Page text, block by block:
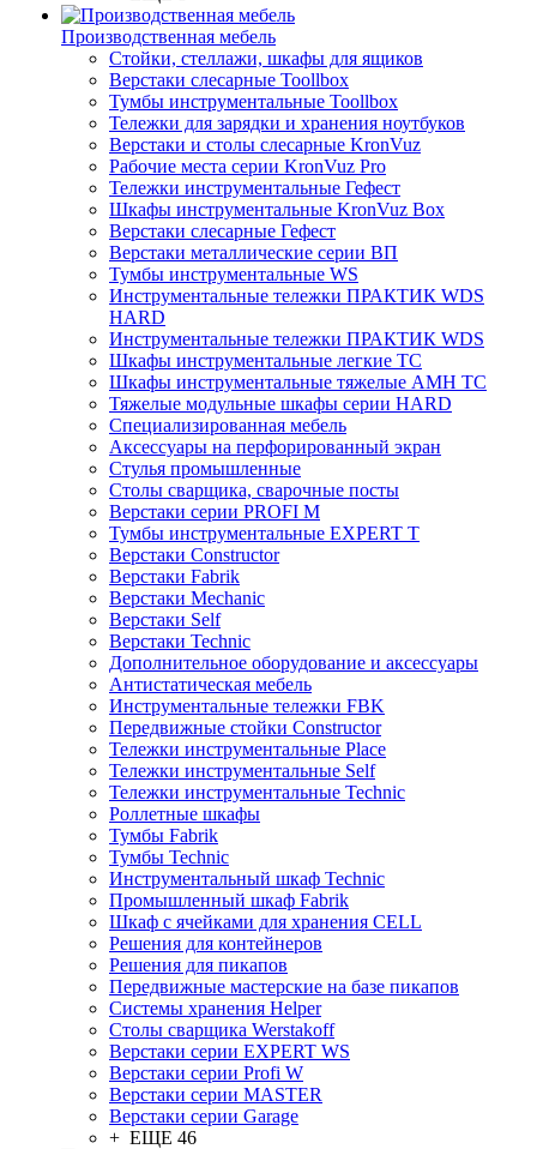
Производственная мебель
Стойки, стеллажи, шкафы для ящиков
Верстаки слесарные Toollbox
Тумбы инструментальные Toollbox
Тележки для зарядки и хранения ноутбуков
Верстаки и столы слесарные KronVuz
Рабочие места серии KronVuz Pro
Тележки инструментальные Гефест
Шкафы инструментальные KronVuz Box
Верстаки слесарные Гефест
Верстаки металлические серии ВП
Тумбы инструментальные WS
Инструментальные тележки ПРАКТИК WDS
HARD
Инструментальные тележки ПРАКТИК WDS
Шкафы инструментальные легкие ТС
Шкафы инструментальные тяжелые AMH TC
Тяжелые модульные шкафы серии HARD
Cпециализированная мебель
Аксессуары на перфорированный экран
Стулья промышленные
Столы сварщика, сварочные посты
Верстаки серии PROFI M
Тумбы инструментальные EXPERT T
Верстаки Constructor
Верстаки Fabrik
Верстаки Mechanic
Верстаки Self
Верстаки Technic
Дополнительное оборудование и аксессуары
Антистатическая мебель
Инструментальные тележки FBK
Передвижные стойки Constructor
Тележки инструментальные Place
Тележки инструментальные Self
Тележки инструментальные Technic
Роллетные шкафы
Тумбы Fabrik
Тумбы Technic
Инструментальный шкаф Technic
Промышленный шкаф Fabrik
Шкаф с ячейками для хранения CELL
Решения для контейнеров
Решения для пикапов
Передвижные мастерские на базе пикапов
Системы хранения Helper
Столы сварщика Werstakoff
Верстаки серии EXPERT WS
Верстаки серии Profi W
Верстаки серии MASTER
Верстаки серии Garage
+ ЕЩЕ 46